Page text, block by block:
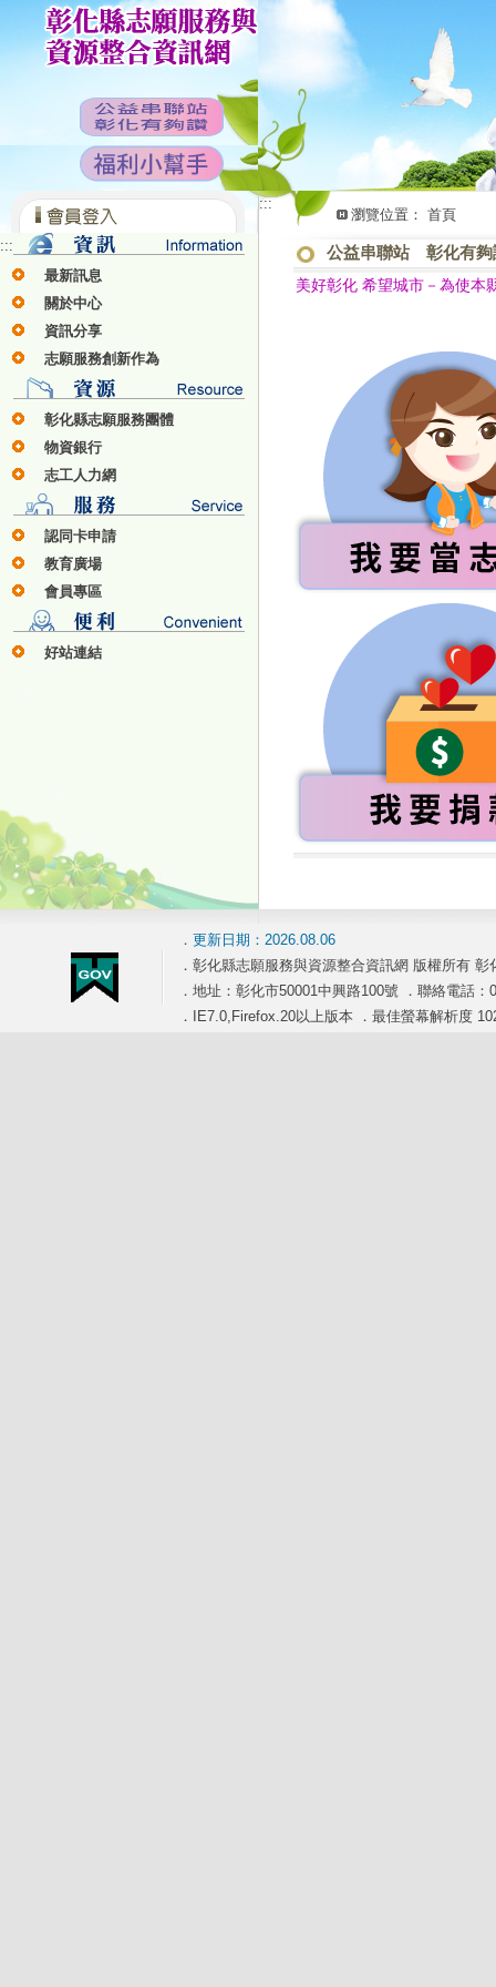
:::
最新訊息
關於中心
資訊分享
志願服務創新作為
彰化縣志願服務團體
物資銀行
志工人力網
認同卡申請
教育廣場
會員專區
好站連結
:::
瀏覽位置： 首頁
公益串聯站 彰化有夠
美好彰化 希望城市－為使本
．更新日期：2026.08.06
．彰化縣志願服務與資源整合資訊網 版權所有 彰
．地址：彰化市50001中興路100號 ．聯絡電話
．IE7.0,Firefox.20以上版本 ．最佳螢幕解析度